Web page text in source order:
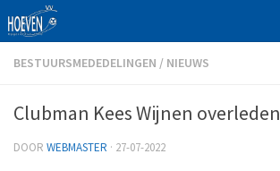
Home
Clubinfo
Sociale Veiligheid bij VV Hoeven
BESTUURSMEDEDELINGEN / NIEUWS
Clubman Kees Wijnen overleden
DOOR WEBMASTER · 27-07-2022